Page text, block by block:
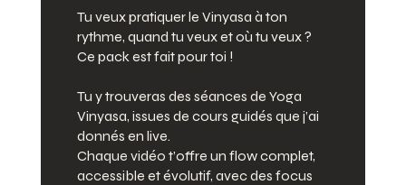
Tu veux pratiquer le Vinyasa à ton
rythme, quand tu veux et où tu veux ?
Ce pack est fait pour toi !
Tu y trouveras des séances de Yoga
Vinyasa, issues de cours guidés que j’ai
donnés en live.
Chaque vidéo t’offre un flow complet,
accessible et évolutif, avec des focus